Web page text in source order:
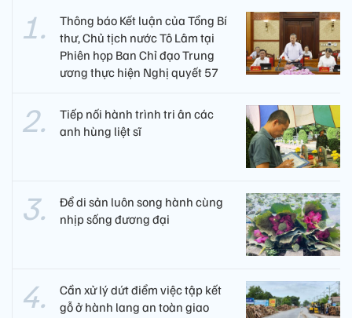
Thông báo Kết luận của Tổng Bí
thư, Chủ tịch nước Tô Lâm tại
Phiên họp Ban Chỉ đạo Trung
ương thực hiện Nghị quyết 57
Tiếp nối hành trình tri ân các
anh hùng liệt sĩ ​
Để di sản luôn song hành cùng
nhịp sống đương đại
Cần xử lý dứt điểm việc tập kết
gỗ ở hành lang an toàn giao